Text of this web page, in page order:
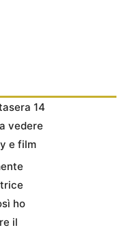
14
vedere
e film
ho
il